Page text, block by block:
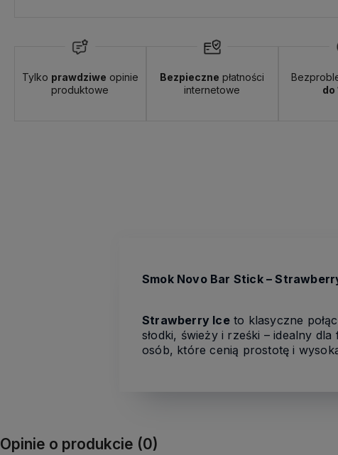
Tylko prawdziwe opinie
produktowe
Bezpieczne płatności
internetowe
do
Smok Novo Bar Stick –
Strawberry Iceto klasyczne
słodki, świeży i rześki – idealny
osób, które cenią prostotę i
Opinie o produkcie (0)